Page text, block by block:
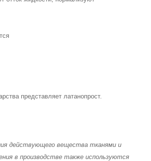
представляетлатанопрост.
действующего вещества тканями и
в производстве также используются